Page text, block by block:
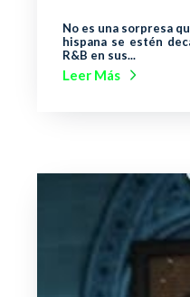
No es una sorpresa
hispana se estén
R&B en sus...
Leer Más